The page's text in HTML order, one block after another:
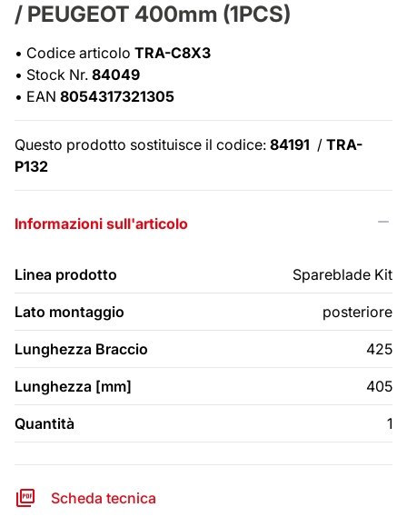
/ PEUGEOT 400mm (1PCS)
• Codice articolo TRA-C8X3
• Stock Nr. 84049
• EAN 8054317321305
Questo prodotto sostituisce il codice: 84191 / TRA-
P132
Informazioni sull'articolo
Linea prodotto Spareblade Kit
Lato montaggio posteriore
Lunghezza Braccio 425
Lunghezza [mm] 405
Quantità 1
Scheda tecnica